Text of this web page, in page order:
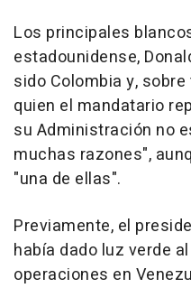
Los principales
estadounidense,
sido Colombia y,
quien el mandatario
su Administración no
muchas razones",
"una de ellas".
Previamente, el
había dado luz verde
operaciones en